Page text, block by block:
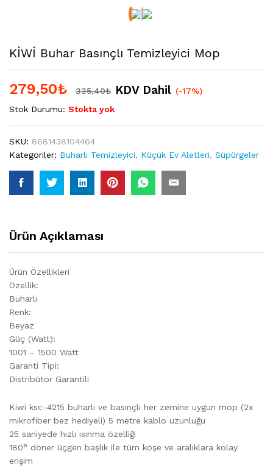
KİWİ Buhar Basınçlı Temizleyici Mop
279,50₺ 335,40₺ KDV Dahil (-17%)
Stok Durumu: Stokta yok
SKU: 8681438104464
Kategoriler: Buharlı Temizleyici, Küçük Ev Aletleri, Süpürgeler
Ürün Açıklaması
Ürün Özellikleri
Özellik:
Buharlı
Renk:
Beyaz
Güç (Watt):
1001 – 1500 Watt
Garanti Tipi:
Distribütör Garantili
Kiwi ksc-4215 buharlı ve basınçlı her zemine uygun mop (2x
mikrofiber bez hediyeli) 5 metre kablo uzunluğu
25 saniyede hızlı ısınma özelliği
180° döner üçgen başlık ile tüm köşe ve aralıklara kolay
erişim